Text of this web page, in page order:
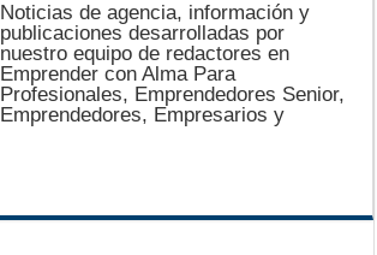
Noticias de agencia, información y
publicaciones desarrolladas por
nuestro equipo de redactores en
Emprender con Alma Para
Profesionales, Emprendedores Senior,
Emprendedores, Empresarios y